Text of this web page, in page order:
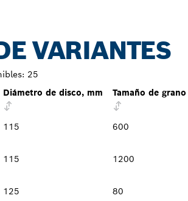
VARIANTES
25
Diámetro de disco, mm Tamaño de grano
115 600
115 1200
125 80